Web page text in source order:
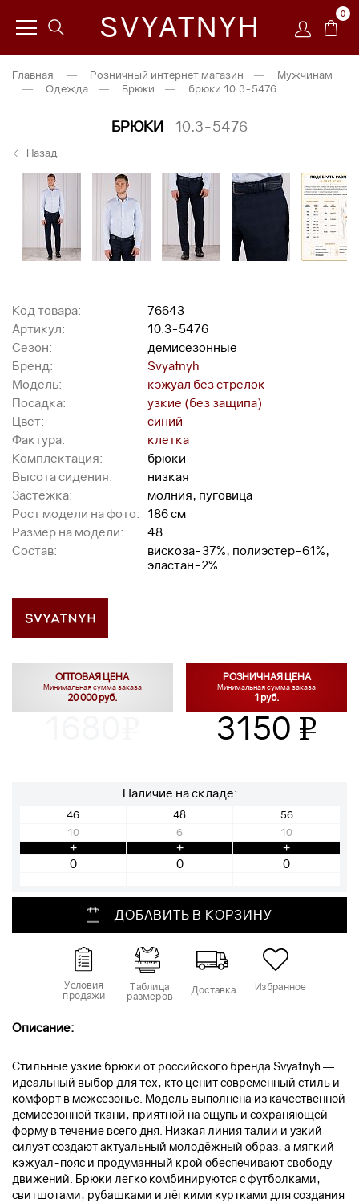
SVYATNYH 0
Главная — Розничный интернет магазин —
Мужчинам
—
Одежда — Брюки — брюки 10.3-5476
БРЮКИ 10.3-5476
Назад
Код товара:
76643
Артикул:
10.3-5476
Сезон:
демисезонные
Бренд:
Svyatnyh
Модель:
кэжуал без стрелок
Посадка:
узкие (без защипа)
Цвет:
синий
Фактура:
клетка
Комплектация:
брюки
Высота сидения:
низкая
Застежка:
молния, пуговица
Рост модели на фото:
186 см
Размер на модели:
48
Состав:
вискоза-37%, полиэстер-61%,
эластан-2%
ОПТОВАЯ ЦЕНА
Минимальная сумма заказа
20 000 руб.
РОЗНИЧНАЯ ЦЕНА
Минимальная сумма заказа
1 руб.
3150 v
Наличие на складе:
46 48
56
10
+
6
+
10
+
ДОБАВИТЬ В КОРЗИНУ
Условия
продажи
Таблица
размеров
Доставка Избранное
Описание:
Стильные узкие брюки от российского бренда Svyatnyh —
идеальный выбор для тех, кто ценит современный стиль и
комфорт в межсезонье. Модель выполнена из качественной
демисезонной ткани, приятной на ощупь и сохраняющей
форму в течение всего дня. Низкая линия талии и узкий
силуэт создают актуальный молодёжный образ, а мягкий
кэжуал-пояс и продуманный крой обеспечивают свободу
движений. Брюки легко комбинируются с футболками,
свитшотами, рубашками и лёгкими куртками для создания